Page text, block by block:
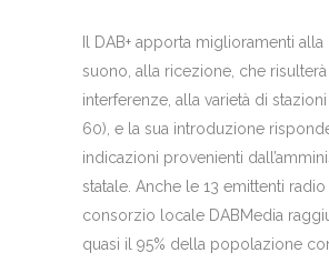
Il DAB+ apporta miglioramenti alla
suono, alla ricezione, che
interferenze, alla varietà di
60), e la sua introduzione
indicazioni provenienti
statale. Anche le 13 emittenti radio
consorzio locale DABMedia
quasi il 95% della popolazione